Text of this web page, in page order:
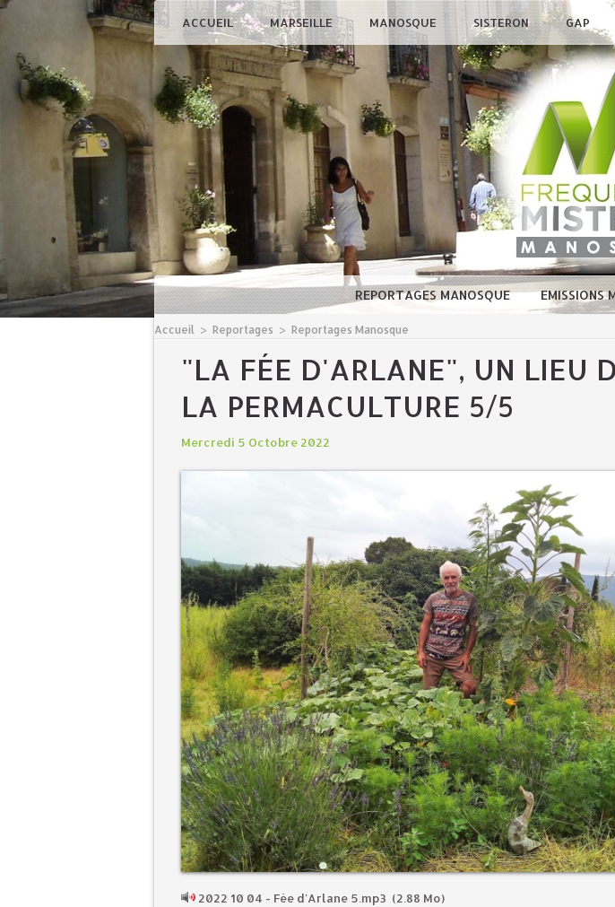
ACCUEIL MARSEILLE MANOSQUE SISTERON GAP
REPORTAGES MANOSQUE EMISSIONS
Accueil > Reportages > Reportages Manosque
"LA FÉE D'ARLANE", UN LIEU
LA PERMACULTURE 5/5
Mercredi 5 Octobre 2022
2022 10 04 - Fée d'Arlane 5.mp3 (2.88 Mo)